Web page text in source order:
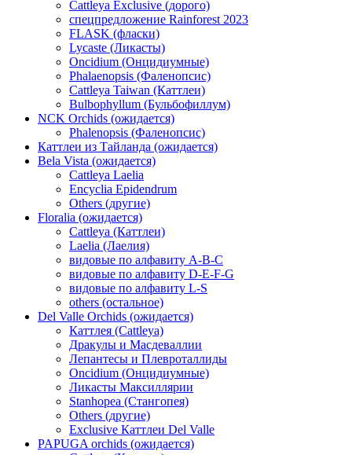
Cattleya Exclusive (дорого)
спецпредложение Rainforest 2023
FLASK (фласки)
Lycaste (Ликасты)
Oncidium (Онцидиумные)
Phalaenopsis (Фаленопсис)
Cattleya Taiwan (Каттлеи)
Bulbophyllum (Бульбофиллум)
NCK Orchids (ожидается)
Phalenopsis (Фаленопсис)
Каттлеи из Тайланда (ожидается)
Bela Vista (ожидается)
Cattleya Laelia
Encyclia Epidendrum
Others (другие)
Floralia (ожидается)
Cattleya (Каттлеи)
Laelia (Лаелия)
видовые по алфавиту A-B-C
видовые по алфавиту D-E-F-G
видовые по алфавиту L-S
others (остальное)
Del Valle Orchids (ожидается)
Каттлея (Cattleya)
Дракулы и Масдеваллии
Лепантесы и Плевроталлиды
Oncidium (Онцидиумные)
Ликасты Максиллярии
Stanhopea (Стангопея)
Others (другие)
Exclusive Каттлеи Del Valle
PAPUGA orchids (ожидается)